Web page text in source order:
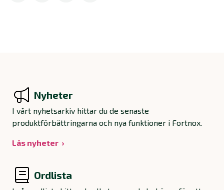
Nyheter
I vårt nyhetsarkiv hittar du de senaste
produktförbättringarna och nya funktioner i Fortnox.
Läs nyheter
Ordlista